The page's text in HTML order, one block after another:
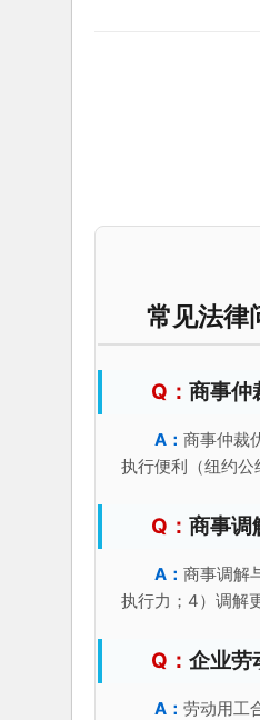
常见法律
商事仲
商事仲裁
执行便利（纽约公
商事调
商事调解
执行力；4）调解
企业劳
劳动用工